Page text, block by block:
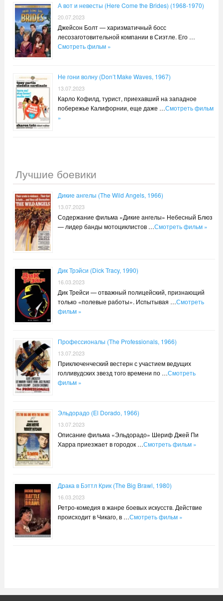
А вот и невесты (Here Come the Brides) (1968-1970)
20.07.2023
Джейсон Болт — харизматичный босс
лесозаготовительной компании в Сиэтле. Его …
Смотреть фильм »
Не гони волну (Don’t Make Waves, 1967)
13.07.2023
Карло Кофилд, турист, приехавший на западное
побережье Калифорнии, еще даже …Смотреть фильм
»
Лучшие боевики
Дикие ангелы (The Wild Angels, 1966)
13.07.2023
Содержание фильма «Дикие ангелы» Небесный Блюз
— лидер банды мотоциклистов …Смотреть фильм »
Дик Трэйси (Dick Tracy, 1990)
16.03.2023
Дик Трейси — отважный полицейский, признающий
только «полевые работы». Испытывая …Смотреть
фильм »
Профессионалы (The Professionals, 1966)
13.07.2023
Приключенческий вестерн с участием ведущих
голливудских звезд того времени по …Смотреть
фильм »
Эльдорадо (El Dorado, 1966)
13.07.2023
Описание фильма «Эльдорадо» Шериф Джей Пи
Харра приезжает в городок …Смотреть фильм »
Драка в Бэттл Крик (The Big Brawl, 1980)
16.03.2023
Ретро-комедия в жанре боевых искусств. Действие
происходит в Чикаго, в …Смотреть фильм »